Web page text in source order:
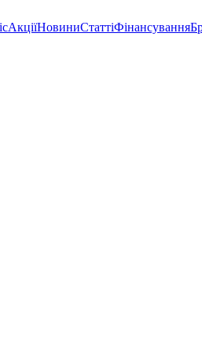
АкціїНовиниСтаттіФінансування